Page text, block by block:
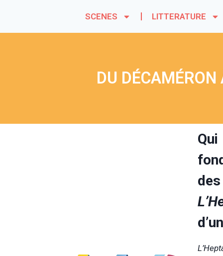
SCENES LITTERATURE
DU DÉCAMÉRON